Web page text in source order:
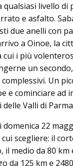
qualsiasi livello di
e asfalto.
due anelli con
a Oinoe, la
cui i più
un
Un
e cominciare ad
Valli di
22
scegliere: il
il medio da 80 km
da 125 km e